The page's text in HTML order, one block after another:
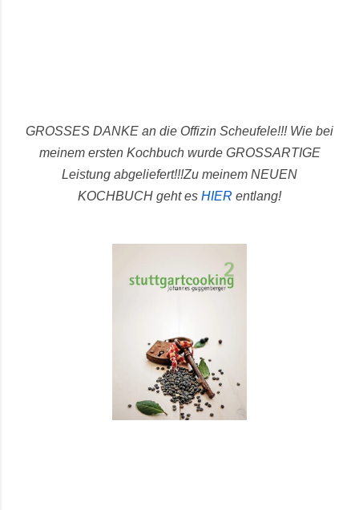
GROSSES DANKE an die Offizin Scheufele!!! Wie bei
meinem ersten Kochbuch wurde GROSSARTIGE
Leistung abgeliefert!!!Zu meinem NEUEN
KOCHBUCH geht es HIER entlang!